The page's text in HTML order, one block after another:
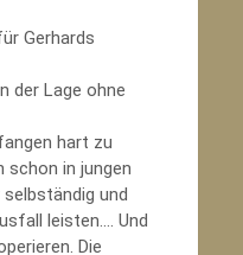
Gerhards
der Lage ohne
hart zu
schon in jungen
und
leisten.... Und
Die